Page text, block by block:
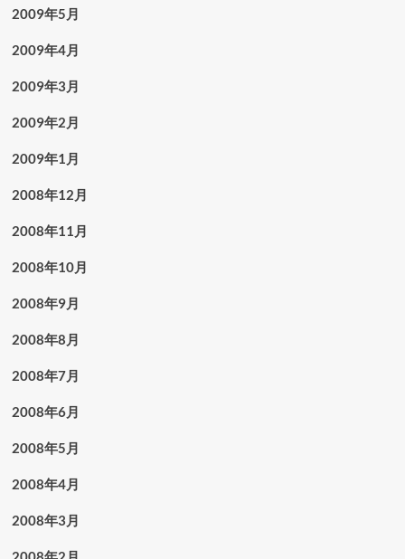
2009年5月
2009年4月
2009年3月
2009年2月
2009年1月
2008年12月
2008年11月
2008年10月
2008年9月
2008年8月
2008年7月
2008年6月
2008年5月
2008年4月
2008年3月